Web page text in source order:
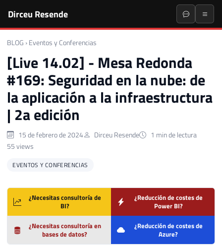
Dirceu Resende
BLOG › Eventos y Conferencias
[Live 14.02] - Mesa Redonda
#169: Seguridad en la nube: de
la aplicación a la infraestructura
| 2a edición
15 de febrero de 2024 Dirceu Resende
1 min de lectura
55 views
EVENTOS Y CONFERENCIAS
¿Necesitas consultoría de
BI?
¿Reducción de costes de
Power BI?
¿Necesitas consultoría en
bases de datos?
¿Reducción de costes de
Azure?